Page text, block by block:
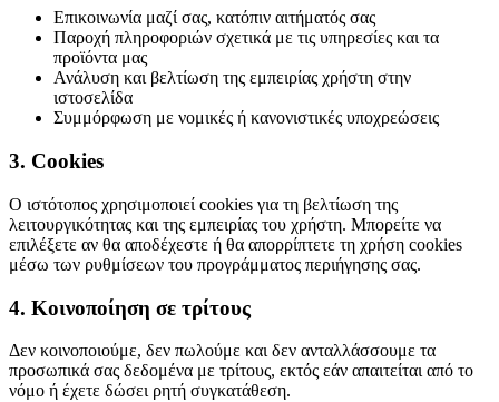
Επικοινωνία μαζί σας, κατόπιν αιτήματός σας
Παροχή πληροφοριών σχετικά με τις υπηρεσίες και τα
προϊόντα μας
Ανάλυση και βελτίωση της εμπειρίας χρήστη στην
ιστοσελίδα
Συμμόρφωση με νομικές ή κανονιστικές υποχρεώσεις
3. Cookies
Ο ιστότοπος χρησιμοποιεί cookies για τη βελτίωση της
λειτουργικότητας και της εμπειρίας του χρήστη. Μπορείτε να
επιλέξετε αν θα αποδέχεστε ή θα απορρίπτετε τη χρήση cookies
μέσω των ρυθμίσεων του προγράμματος περιήγησης σας.
4. Κοινοποίηση σε τρίτους
Δεν κοινοποιούμε, δεν πωλούμε και δεν ανταλλάσσουμε τα
προσωπικά σας δεδομένα με τρίτους, εκτός εάν απαιτείται από το
νόμο ή έχετε δώσει ρητή συγκατάθεση.